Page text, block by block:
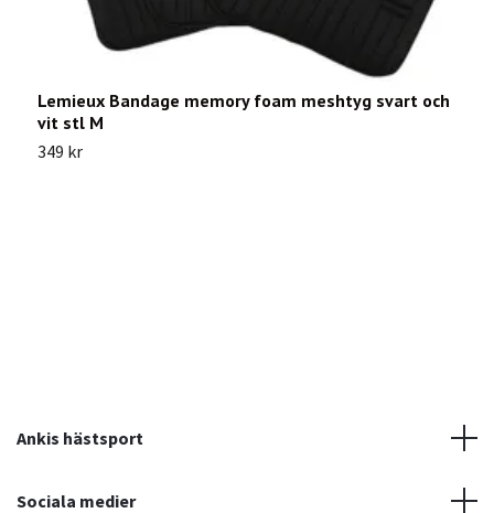
Lemieux Bandage memory foam meshtyg svart och
vit stl M
349 kr
Ankis hästsport
Sociala medier